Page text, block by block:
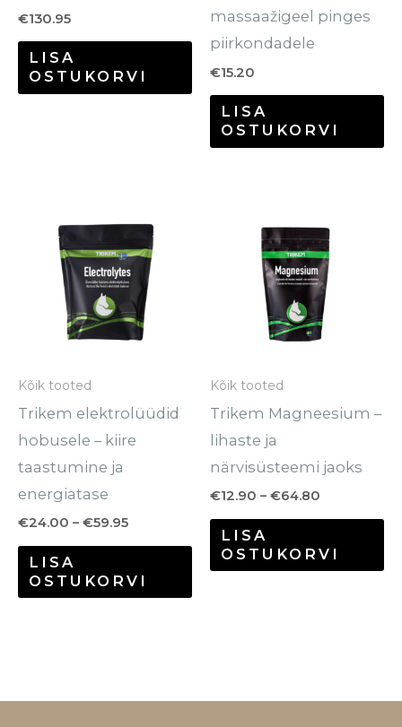
€130.95
LISA
OSTUKORVI
massaažigeel pinges
piirkondadele
€15.20
LISA
OSTUKORVI
Kõik tooted
Trikem elektrolüüdid
hobusele – kiire
taastumine ja
energiatase
€24.00 – €59.95
kuni
€59.95
LISA
OSTUKORVI
teha
tootelehel.
Kõik tooted
Trikem Magneesium –
lihaste ja
närvisüsteemi jaoks
€12.90 – €64.80
kuni
€64.80
LISA
OSTUKORVI